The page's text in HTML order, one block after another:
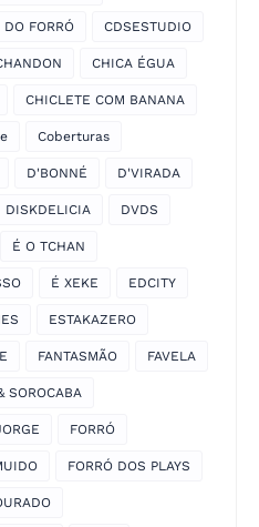
DO FORRÓ CDSESTUDIO
CHICA ÉGUA
CHICLETE COM BANANA
Coberturas
D'BONNÉ D'VIRADA
DISKDELICIA DVDS
É O TCHAN
É XEKE EDCITY
ESTAKAZERO
FANTASMÃO FAVELA
SOROCABA
FORRÓ
FORRÓ DOS PLAYS